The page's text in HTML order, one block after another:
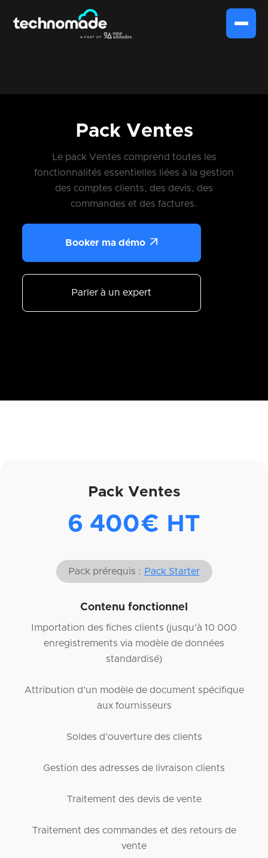
Pack Ventes
Le pack Ventes comprend toutes les
fonctionnalités essentielles liées à la gestion
des comptes clients, des devis, des
commandes et des factures.
Booker ma démo 
Parler à un expert
Pack Ventes
6 400€ HT
Pack prérequis : Pack Starter
Contenu fonctionnel
Importation des fiches clients (jusqu’à 10 000
enregistrements via modèle de données
standardisé)
Attribution d’un modèle de document spécifique
aux fournisseurs
Soldes d’ouverture des clients
Gestion des adresses de livraison clients
Traitement des devis de vente
Traitement des commandes et des retours de
vente